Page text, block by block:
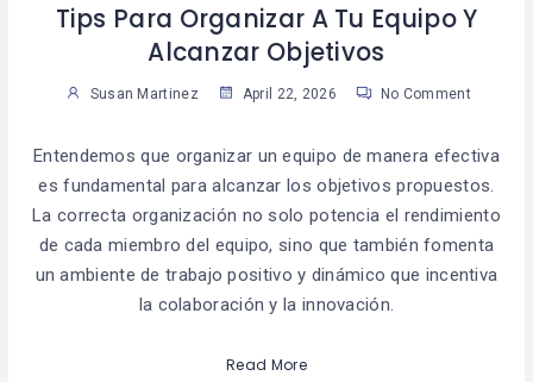
Tips Para Organizar A Tu Equipo Y
Alcanzar Objetivos
Susan Martinez April 22, 2026 No Comment
Entendemos que organizar un equipo de manera efectiva
es fundamental para alcanzar los objetivos propuestos.
La correcta organización no solo potencia el rendimiento
de cada miembro del equipo, sino que también fomenta
un ambiente de trabajo positivo y dinámico que incentiva
la colaboración y la innovación.
Read More